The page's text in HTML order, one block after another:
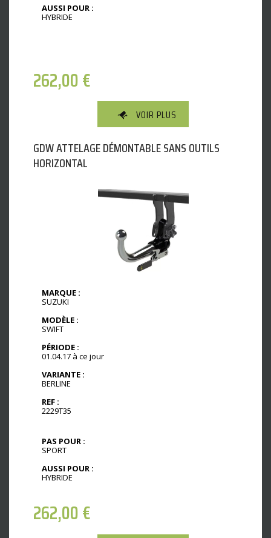
AUSSI POUR :
HYBRIDE
262,00€
VOIR PLUS
GDW ATTELAGE DÉMONTABLE SANS OUTILS
HORIZONTAL
MARQUE :
SUZUKI
MODÈLE :
SWIFT
PÉRIODE :
01.04.17 à ce jour
VARIANTE :
BERLINE
REF :
2229T35
PAS POUR :
SPORT
AUSSI POUR :
HYBRIDE
262,00€